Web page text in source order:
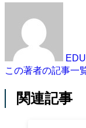
この著者の記事一
関連記事